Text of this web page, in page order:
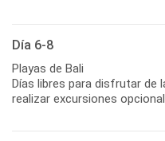
Día 6-8
Playas de Bali
Días libres para disfrutar de
realizar excursiones